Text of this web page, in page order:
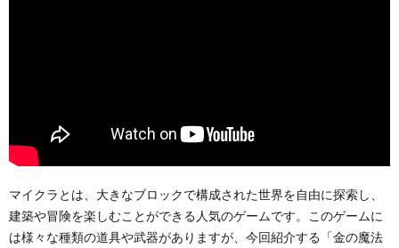
マイクラとは、大きなブロックで構成された世界を自由に探索し、
建築や冒険を楽しむことができる人気のゲームです。このゲームに
は様々な種類の道具や武器がありますが、今回紹介する「金の魔法